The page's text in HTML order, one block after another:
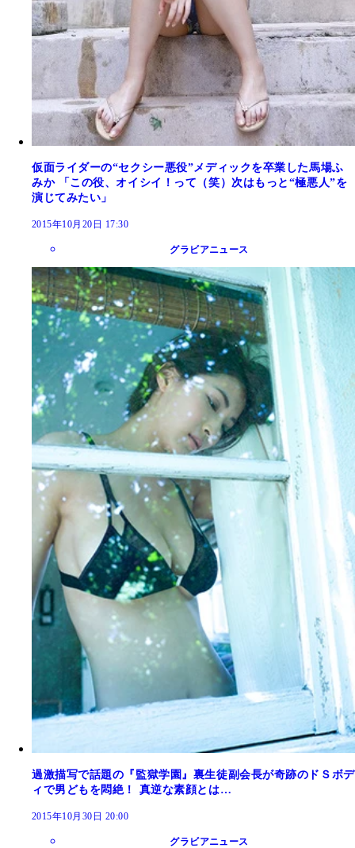
仮面ライダーの“セクシー悪役”メディックを卒業した馬場ふ
みか 「この役、オイシイ！って（笑）次はもっと“極悪人”を
演じてみたい」
2015年10月20日 17:30
グラビアニュース
過激描写で話題の『監獄学園』裏生徒副会長が奇跡のドＳボデ
ィで男どもを悶絶！ 真逆な素顔とは…
2015年10月30日 20:00
グラビアニュース